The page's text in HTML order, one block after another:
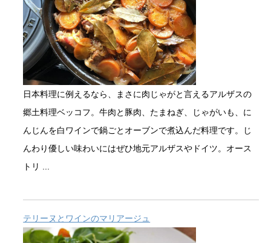
日本料理に例えるなら、まさに肉じゃがと言えるアルザスの
郷土料理ベッコフ。牛肉と豚肉、たまねぎ、じゃがいも、に
んじんを白ワインで鍋ごとオーブンで煮込んだ料理です。じ
んわり優しい味わいにはぜひ地元アルザスやドイツ。オース
トリ ...
テリーヌとワインのマリアージュ